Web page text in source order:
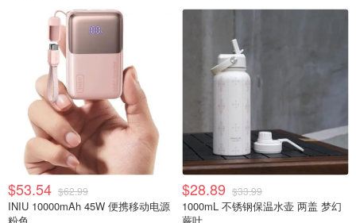
$53.54 $62.99
INIU 10000mAh 45W 便携移动电源
$28.89 $33.99
1000mL 不锈钢保温水壶 两盖 梦幻